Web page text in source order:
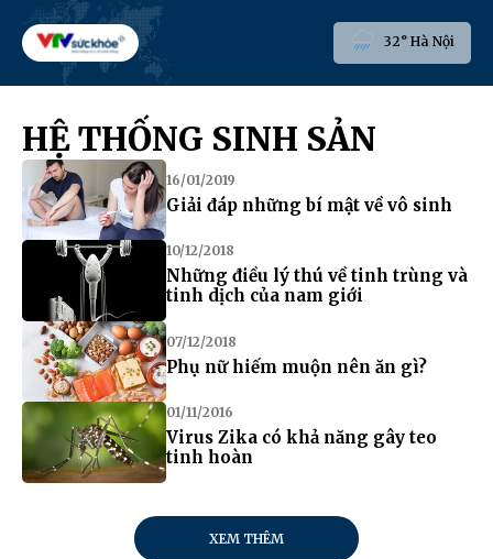
32° Hà Nội
HỆ THỐNG SINH SẢN
16/01/2019
Giải đáp những bí mật về vô sinh
10/12/2018
Những điều lý thú về tinh trùng và
tinh dịch của nam giới
07/12/2018
Phụ nữ hiếm muộn nên ăn gì?
01/11/2016
Virus Zika có khả năng gây teo
tinh hoàn
XEM THÊM